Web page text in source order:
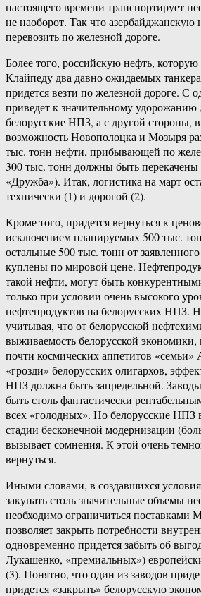
настоящего времени транспортирует
не наоборот. Так что азербайджанскую
перевозить по железной дороге.
Более того, российскую нефть,
Клайпеду два давно ожидаемых
придется везти по железной дороге. С
приведет к значительному удорожанию
белорусские НПЗ, а с другой стороны,
возможность Новополоцка и Мозыря
тыс. тонн нефти, прибывающей по
300 тыс. тонн должны быть
«Дружба»). Итак, логистика на март
технически (1) и дорогой (2).
Кроме того, придется вернуться к
исключением планируемых 500 тыс.
остальные 500 тыс. тонн от
куплены по мировой цене.
такой нефти, могут быть
только при условии очень высокого
нефтепродуктов на белорусских НПЗ.
учитывая, что от белорусской
выживаемость белорусской экономики,
почти космических аппетитов
«грозди» белорусских олигархов,
НПЗ должна быть запредельной.
быть столь фантастически
всех «голодных». Но белорусские НПЗ
стадии бесконечной модернизации
вызывает сомнения. К этой очень
вернуться.
Иными словами, в создавшихся
закупать столь значительные объемы
необходимо ограничиться поставками
позволяет закрыть потребности
одновременно придется забыть об
Лукашенко, «премиальных»)
(3). Понятно, что один из заводов
придется «закрыть» белорусскую